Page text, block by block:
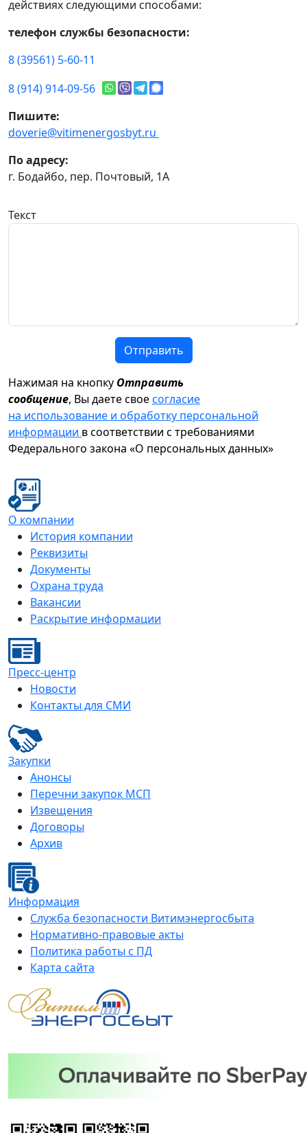
действиях следующими способами:
телефон службы безопасности:
8 (39561) 5-60-11
8 (914) 914-09-56
Пишите:
doverie@vitimenergosbyt.ru
По адресу:
г. Бодайбо, пер. Почтовый, 1А
Текст
Отправить
Нажимая на кнопку Отправить
сообщение, Вы даете своесогласие
на использование и обработку персональной
информации в соответствии с требованиями
Федерального закона «О персональных данных»
О компании
История компании
Реквизиты
Документы
Охрана труда
Вакансии
Раскрытие информации
Пресс-центр
Новости
Контакты для СМИ
Закупки
Анонсы
Перечни закупок МСП
Извещения
Договоры
Архив
Информация
Служба безопасности Витимэнергосбыта
Нормативно-правовые акты
Политика работы с ПД
Карта сайта